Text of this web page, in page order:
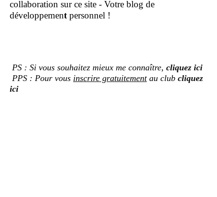
collaboration sur ce site - Votre blog de
développement personnel !
PS : Si vous souhaitez mieux me connaître, cliquez ici
PPS : Pour vous inscrire gratuitementau club cliquez
ici